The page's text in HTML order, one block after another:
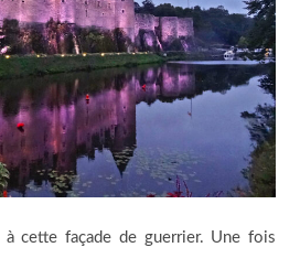
cette façade de guerrier. Une fois